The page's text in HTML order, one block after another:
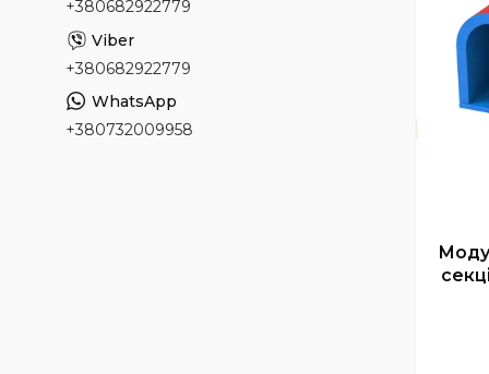
+380682922779
+380682922779
+380732009958